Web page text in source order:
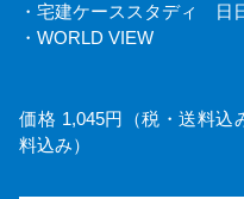
・宅建ケーススタディ 日
・WORLD VIEW
価格 1,045円（税・送料
料込み）